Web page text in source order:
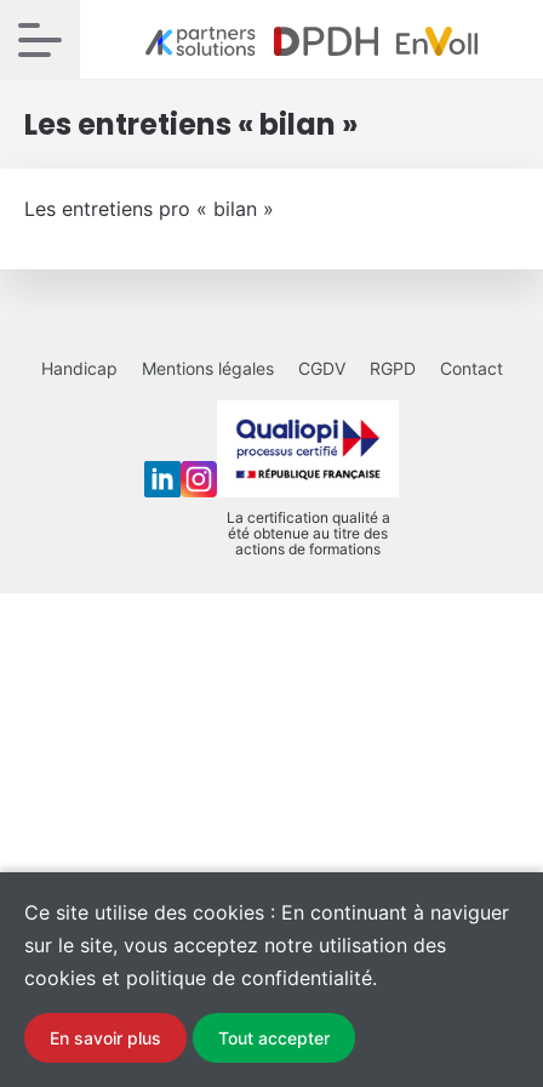
Les entretiens « bilan »
Les entretiens pro « bilan »
Handicap Mentions légales CGDV RGPD Contact
La certification qualité a
été obtenue au titre des
actions de formations
Ce site utilise des cookies : En continuant à naviguer
sur le site, vous acceptez notre utilisation des
cookies et politique de confidentialité.
En savoir plus Tout accepter